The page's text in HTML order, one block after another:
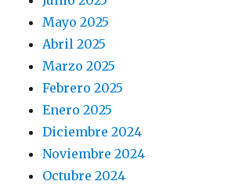
Mayo 2025
Abril 2025
Marzo 2025
Febrero 2025
Enero 2025
Diciembre 2024
Noviembre 2024
Octubre 2024